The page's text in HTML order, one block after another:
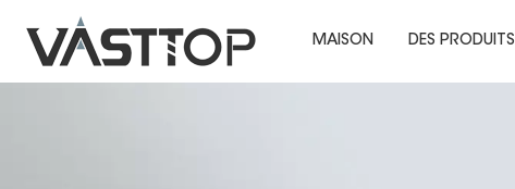
MAISON DES PRODUITS